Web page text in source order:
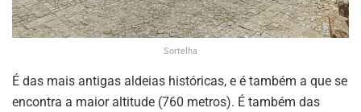
Sortelha
É das mais antigas aldeias históricas, e é também a que se
encontra a maior altitude (760 metros). É também das